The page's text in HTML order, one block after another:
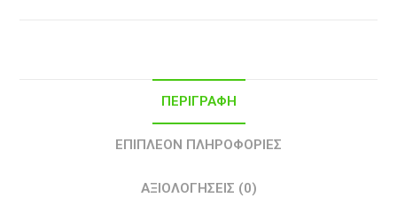
ΠΕΡΙΓΡΑΦΉ
ΕΠΙΠΛΈΟΝ ΠΛΗΡΟΦΟΡΊΕΣ
ΑΞΙΟΛΟΓΉΣΕΙΣ (0)